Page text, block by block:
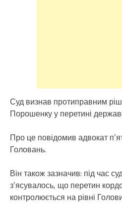
Суд визнав протиправним
Порошенку у перетині
Про це повідомив адвокат
Головань.
Він також зазначив: під час
зʼясувалось, що перетин
контролюється на рівні